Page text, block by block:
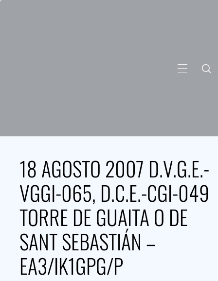
PRIMARY
18 AGOSTO 2007 D.V.G.E.-
VGGI-065, D.C.E.-CGI-049
TORRE DE GUAITA O DE
SANT SEBASTIÁN –
EA3/IK1GPG/P